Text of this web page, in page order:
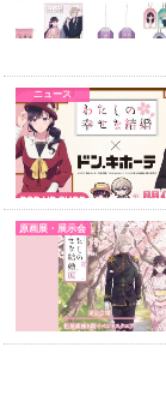
ニュース
原画展・展示会